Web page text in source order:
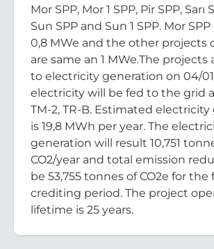
Mor SPP, Mor 1 SPP, Pir SPP, Sarı
Sun SPP and Sun 1 SPP. Mor
0,8 MWe and the other projects
are same an 1 MWe.The projects
to electricity generation on 04/
electricity will be fed to the grid
TM-2, TR-B. Estimated
is 19,8 MWh per year. The
generation will result 10,751
CO2/year and total emission
be 53,755 tonnes of CO2e for the
crediting period. The project
lifetime is 25 years.